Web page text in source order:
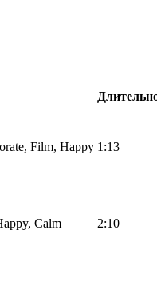
Film, Happy 1:13
Calm 2:10